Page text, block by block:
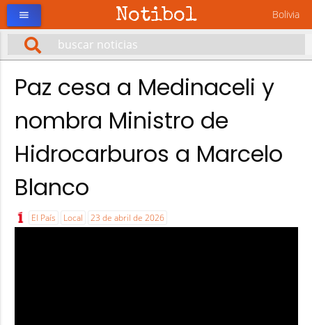
Notibol Bolivia
menu
Paz cesa a Medinaceli y
nombra Ministro de
Hidrocarburos a Marcelo
Blanco
El País Local 23 de abril de 2026